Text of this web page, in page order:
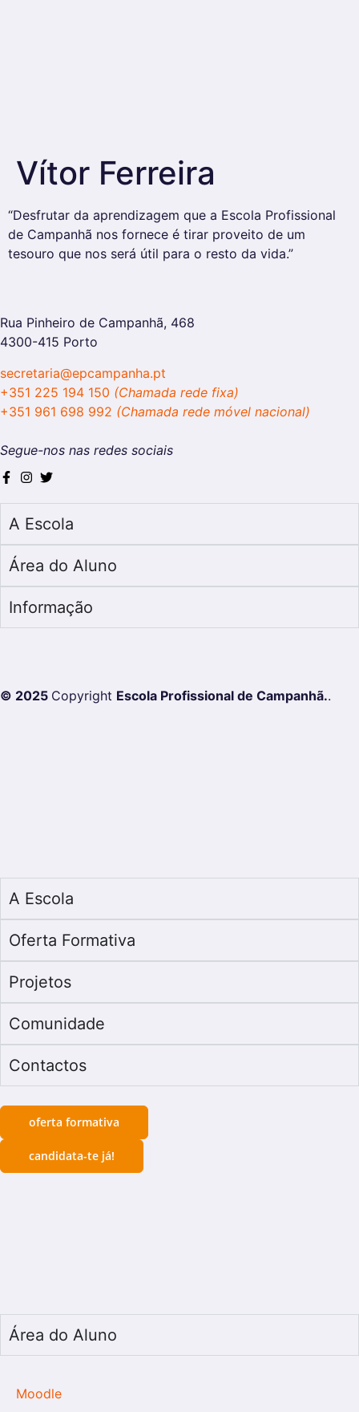
Vítor Ferreira
“Desfrutar da aprendizagem que a Escola Profissional
de Campanhã nos fornece é tirar proveito de um
tesouro que nos será útil para o resto da vida.”
Rua Pinheiro de Campanhã, 468
4300-415 Porto
secretaria@epcampanha.pt
+351 225 194 150 (Chamada rede fixa)
+351 961 698 992 (Chamada rede móvel nacional)
Segue-nos nas redes sociais
A Escola
Área do Aluno
Informação
© 2025 Copyright Escola Profissional de Campanhã..
A Escola
Oferta Formativa
Projetos
Comunidade
Contactos
oferta formativa
candidata-te já!
Área do Aluno
Moodle